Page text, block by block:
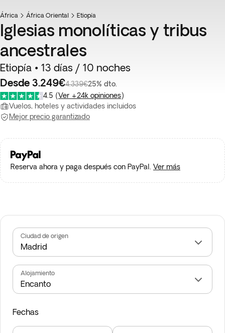
África África Oriental Etiopía
Iglesias monolíticas y tribus
ancestrales
Etiopía • 13 días / 10 noches
Desde 3.249€4.339€25% dto.
4.5 (Ver +24k opiniones)
Vuelos, hoteles y actividades incluidos
Mejor precio garantizado
Reserva ahora y paga después con PayPal. Ver más
Ciudad de origen
Alojamiento
Fechas